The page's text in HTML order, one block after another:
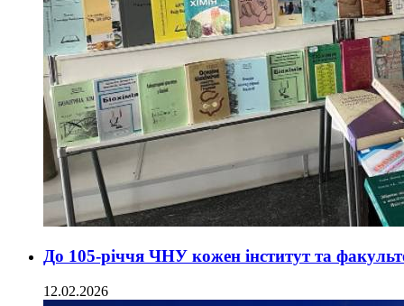
До 105-річчя ЧНУ кожен інститут та
12.02.2026